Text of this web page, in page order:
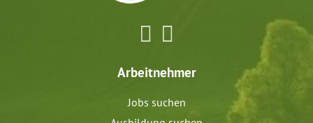
Arbeitnehmer
Jobs suchen